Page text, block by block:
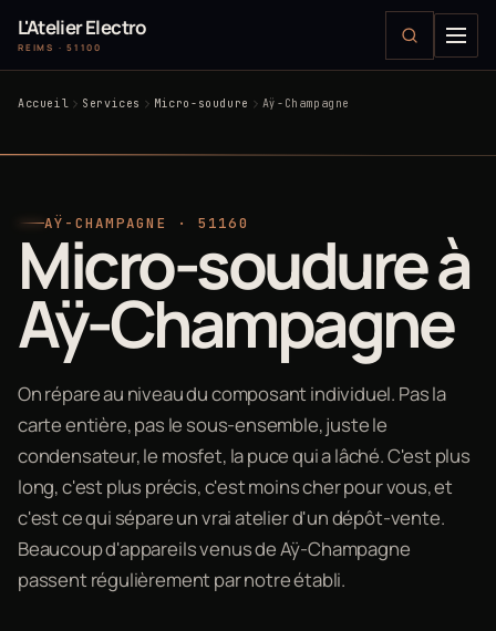
L'Atelier Electro
REIMS · 51100
Accueil Services Micro-soudure Aÿ-Champagne
AŸ-CHAMPAGNE · 51160
Micro-soudure à
Aÿ-Champagne
On répare au niveau du composant individuel. Pas la
carte entière, pas le sous-ensemble, juste le
condensateur, le mosfet, la puce qui a lâché. C'est plus
long, c'est plus précis, c'est moins cher pour vous, et
c'est ce qui sépare un vrai atelier d'un dépôt-vente.
Beaucoup d'appareils venus de Aÿ-Champagne
passent régulièrement par notre établi.